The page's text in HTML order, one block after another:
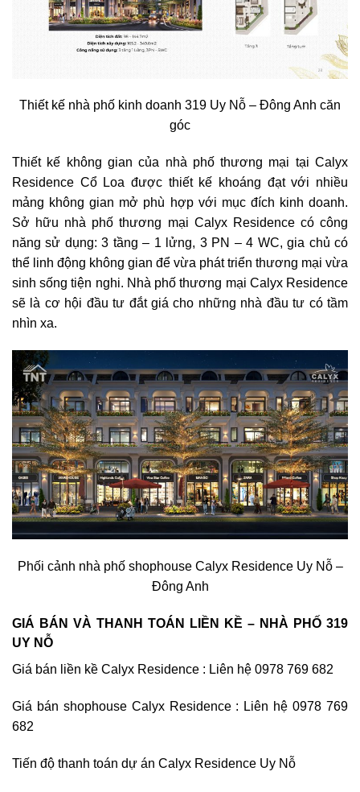
Thiết kế nhà phố kinh doanh 319 Uy Nỗ – Đông Anh căn
góc
Thiết kế không gian của nhà phố thương mại tại Calyx
Residence Cổ Loa được thiết kế khoáng đạt với nhiều
mảng không gian mở phù hợp với mục đích kinh doanh.
Sở hữu nhà phố thương mại Calyx Residence có công
năng sử dụng: 3 tầng – 1 lửng, 3 PN – 4 WC, gia chủ có
thể linh động không gian để vừa phát triển thương mại vừa
sinh sống tiện nghi. Nhà phố thương mại Calyx Residence
sẽ là cơ hội đầu tư đắt giá cho những nhà đầu tư có tầm
nhìn xa.
Phối cảnh nhà phố shophouse Calyx Residence Uy Nỗ –
Đông Anh
GIÁ BÁN VÀ THANH TOÁN LIỀN KỀ – NHÀ PHỐ 319
UY NỖ
Giá bán liền kề Calyx Residence : Liên hệ 0978 769 682
Giá bán shophouse Calyx Residence : Liên hệ 0978 769
682
Tiến độ thanh toán dự án Calyx Residence Uy Nỗ